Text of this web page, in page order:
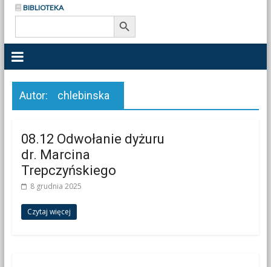
BIBLIOTEKA
Search
Search Button
Autor: chlebinska
08.12 Odwołanie dyżuru
dr. Marcina
Trepczyńskiego
8 grudnia 2025
Czytaj więcej